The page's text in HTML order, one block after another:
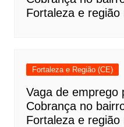
Fortaleza e
Fortaleza e Região (CE)
Vaga de emprego
Cobrança no
Fortaleza e